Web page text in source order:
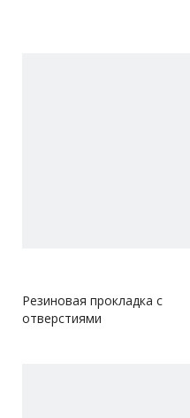
Резиновая прокладка с
отверстиями